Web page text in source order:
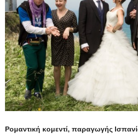
Ρομαντική κομεντί, παραγωγής